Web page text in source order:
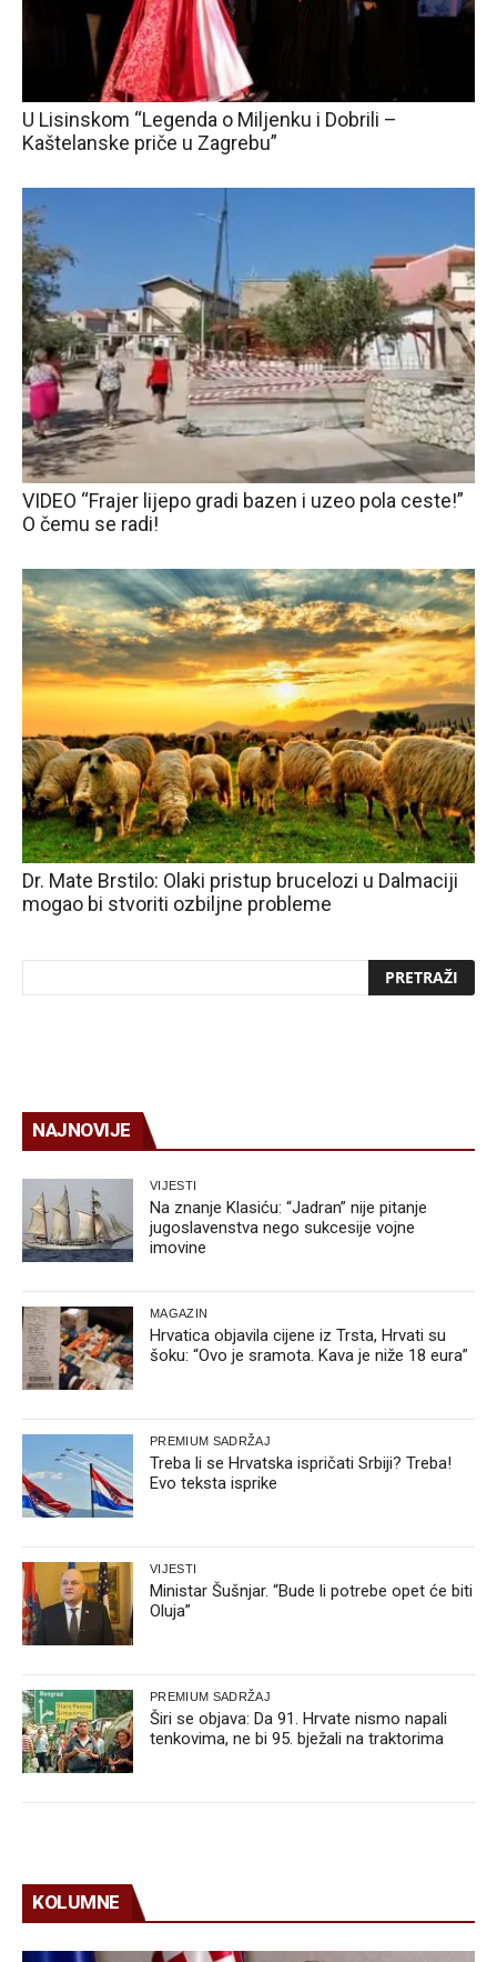
U Lisinskom “Legenda o Miljenku i Dobrili –
Kaštelanske priče u Zagrebu”
VIDEO “Frajer lijepo gradi bazen i uzeo pola ceste!”
O čemu se radi!
Dr. Mate Brstilo: Olaki pristup brucelozi u Dalmaciji
mogao bi stvoriti ozbiljne probleme
NAJNOVIJE
VIJESTI
Na znanje Klasiću: “Jadran” nije pitanje
jugoslavenstva nego sukcesije vojne
imovine
MAGAZIN
Hrvatica objavila cijene iz Trsta, Hrvati su
šoku: “Ovo je sramota. Kava je niže 18 eura”
PREMIUM SADRŽAJ
Treba li se Hrvatska ispričati Srbiji? Treba!
Evo teksta isprike
VIJESTI
Ministar Šušnjar. “Bude li potrebe opet će biti
Oluja”
PREMIUM SADRŽAJ
Širi se objava: Da 91. Hrvate nismo napali
tenkovima, ne bi 95. bježali na traktorima
KOLUMNE